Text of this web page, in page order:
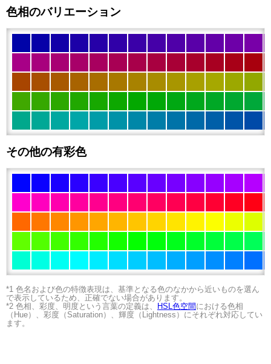
色相のバリエーション
その他の有彩色
*1 色名および色の特徴表現は、基準となる色のなかから近いものを選ん
で表示しているため、正確でない場合があります。
*2 色相、彩度、明度という言葉の定義は、
HSL色空間 における色相
（Hue）、彩度（Saturation）、輝度（Lightness）にそれぞれ対応してい
ます。